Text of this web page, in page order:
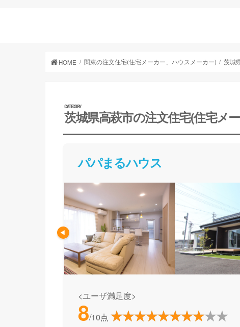
HOME 関東の注文住宅(住宅メーカー、ハウスメーカー) 茨城
茨城県高萩市の注文住宅(住宅メ
パパまるハウス
<ユーザ満足度>
8/10点